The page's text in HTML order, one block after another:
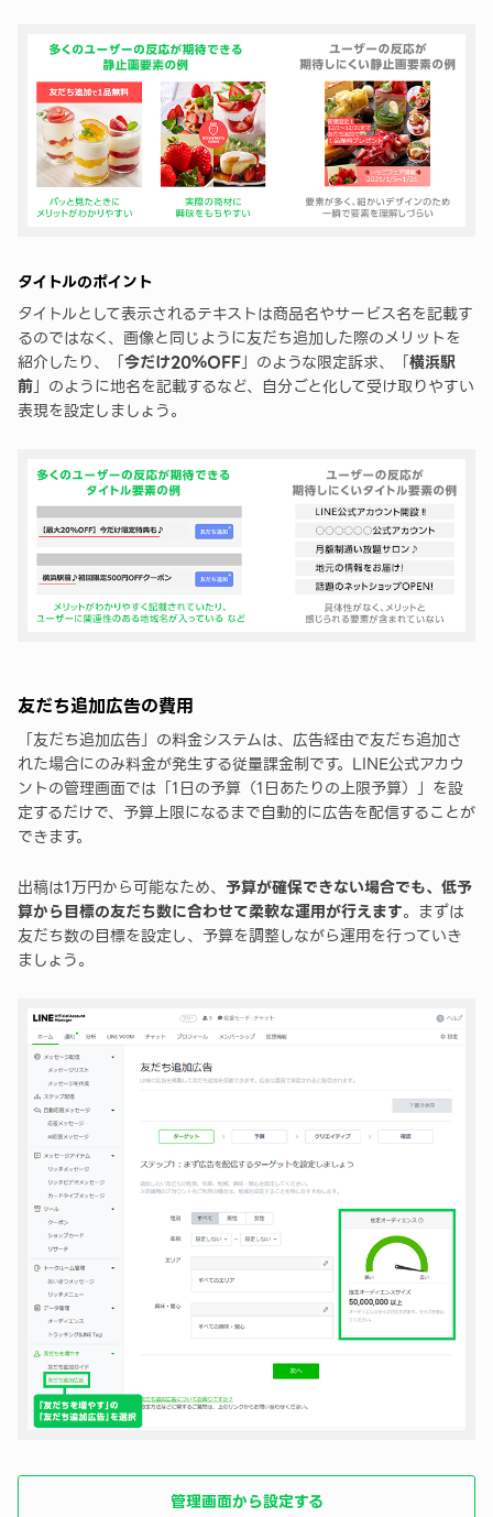
タイトルのポイント
タイトルとして表示されるテキストは商品名やサービス名を記載す
るのではなく、画像と同じように友だち追加した際のメリットを
紹介したり、「今だけ20％OFF」のような限定訴求、「横浜駅
前」のように地名を記載するなど、自分ごと化して受け取りやすい
表現を設定しましょう。
友だち追加広告の費用
「友だち追加広告」の料金システムは、広告経由で友だち追加さ
れた場合にのみ料金が発生する従量課金制です。LINE公式アカウ
ントの管理画面では「1日の予算（1日あたりの上限予算）」を設
定するだけで、予算上限になるまで自動的に広告を配信することが
できます。
出稿は1万円から可能なため、 予算が確保できない場合でも、低予
算から目標の友だち数に合わせて柔軟な運用が行えます。まずは
友だち数の目標を設定し、予算を調整しながら運用を行っていき
ましょう。
管理画面から設定する